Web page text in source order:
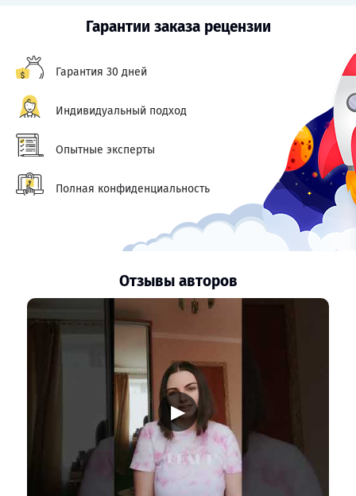
Гарантии заказа рецензии
Гарантия 30 дней
Индивидуальный подход
Опытные эксперты
Полная конфиденциальность
Отзывы авторов
▶